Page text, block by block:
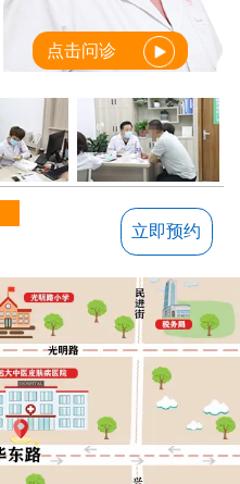
点击问诊
立即预约